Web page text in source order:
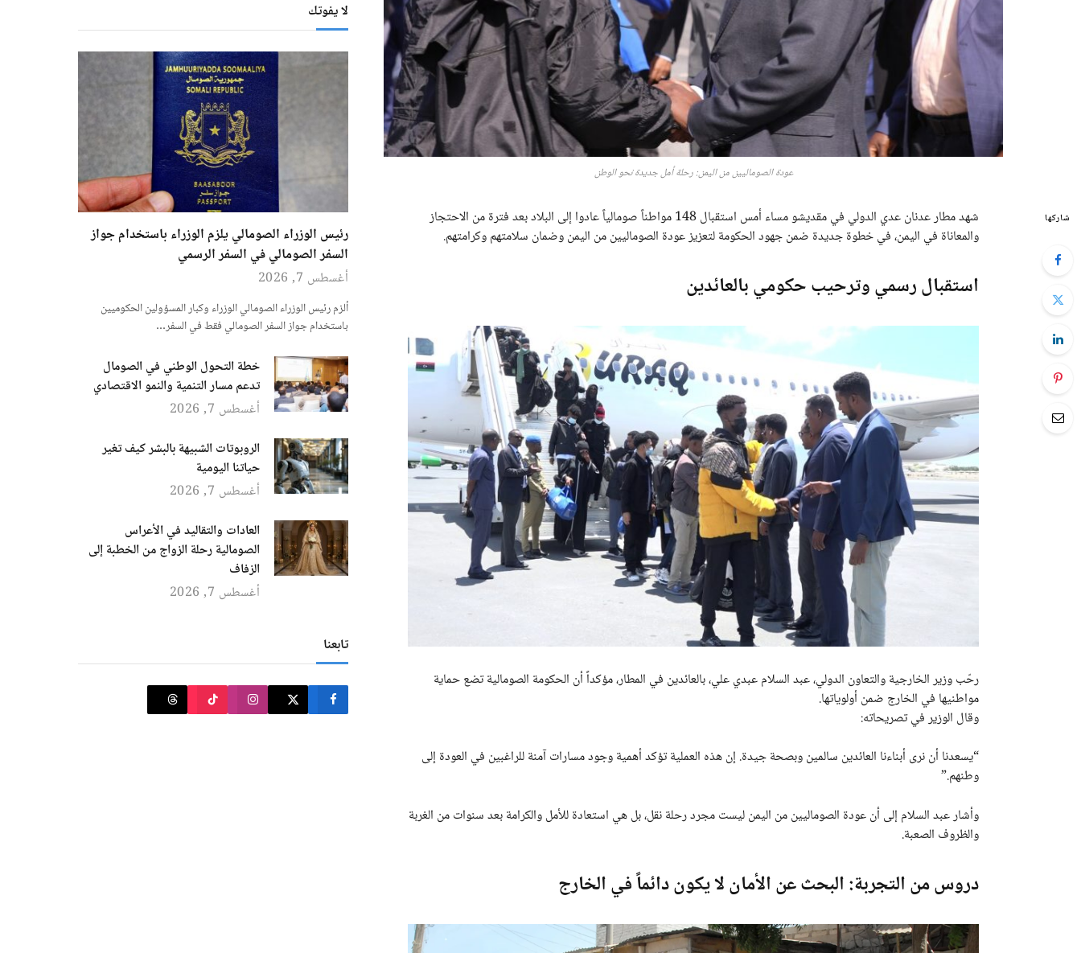
عودة الصوماليين من اليمن: رحلة أمل جديدة نحو الوطن
شاركها
شهد مطار عدنان عدي الدولي في مقديشو مساء أمس استقبال 148 مواطناً صومالياً عادوا إلى البلاد بعد فترة من الاحتجاز
والمعاناة في اليمن، في خطوة جديدة ضمن جهود الحكومة لتعزيز عودة الصوماليين من اليمن وضمان سلامتهم وكرامتهم.
استقبال رسمي وترحيب حكومي بالعائدين
رحّب وزير الخارجية والتعاون الدولي، عبد السلام عبدي علي، بالعائدين في المطار، مؤكداً أن الحكومة الصومالية تضع حماية
مواطنيها في الخارج ضمن أولوياتها.
وقال الوزير في تصريحاته:
“يسعدنا أن نرى أبناءنا العائدين سالمين وبصحة جيدة. إن هذه العملية تؤكد أهمية وجود مسارات آمنة للراغبين في العودة إلى
وطنهم.”
وأشار عبد السلام إلى أن عودة الصوماليين من اليمن ليست مجرد رحلة نقل، بل هي استعادة للأمل والكرامة بعد سنوات من الغربة
والظروف الصعبة.
دروس من التجربة: البحث عن الأمان لا يكون دائماً في الخارج
لا يفوتك
رئيس الوزراء الصومالي يلزم الوزراء باستخدام جواز
السفر الصومالي في السفر الرسمي
أغسطس 7, 2026
ألزم رئيس الوزراء الصومالي الوزراء وكبار المسؤولين الحكوميين
باستخدام جواز السفر الصومالي فقط في السفر…
خطة التحول الوطني في الصومال
تدعم مسار التنمية والنمو الاقتصادي
أغسطس 7, 2026
الروبوتات الشبيهة بالبشر كيف تغير
حياتنا اليومية
أغسطس 7, 2026
العادات والتقاليد في الأعراس
الصومالية رحلة الزواج من الخطبة إلى
الزفاف
أغسطس 7, 2026
تابعنا